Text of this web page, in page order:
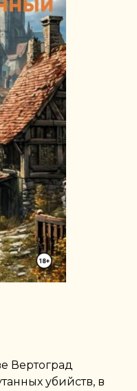
Вертоград
убийств, в